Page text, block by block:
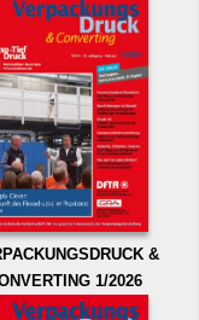
&
1/2026